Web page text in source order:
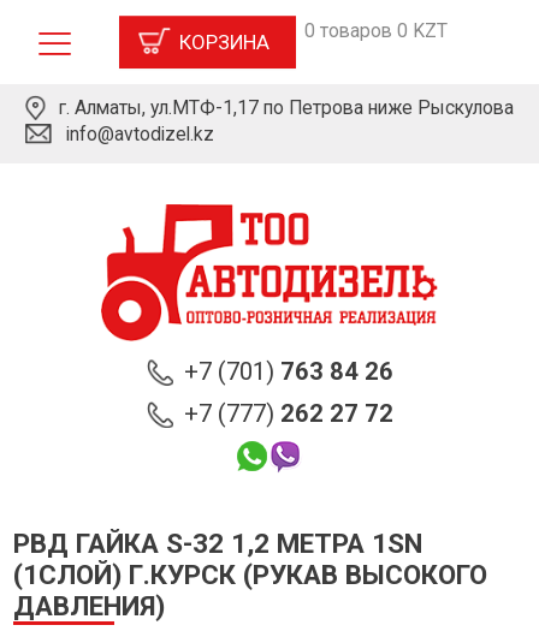
КОРЗИНА 0 товаров 0 KZT
г. Алматы, ул.МТФ-1,17 по Петрова ниже Рыскулова
info@avtodizel.kz
+7 (701) 763 84 26
+7 (777) 262 27 72
РВД ГАЙКА S-32 1,2 МЕТРА 1SN
(1СЛОЙ) Г.КУРСК (РУКАВ ВЫСОКОГО
ДАВЛЕНИЯ)